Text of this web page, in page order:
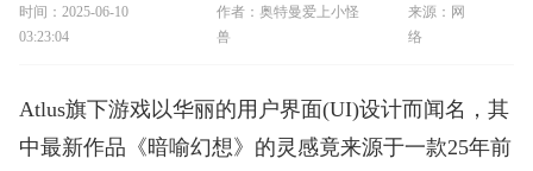
时间：2025-06-10
03:23:04
作者：奥特曼爱上小怪
兽
来源：网
络
Atlus旗下游戏以华丽的用户界面(UI)设计而闻名，其
中最新作品《暗喻幻想》的灵感竟来源于一款25年前